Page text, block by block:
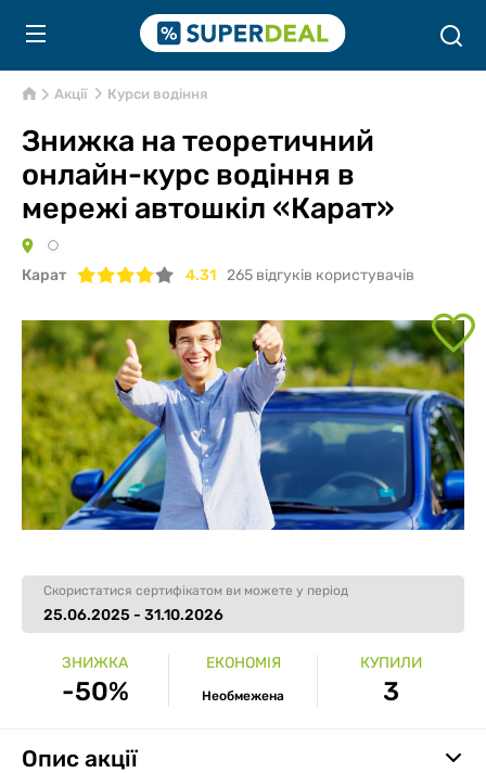
Акції Курси водіння
Знижка на теоретичний
онлайн-курс водіння в
мережі автошкіл «Карат»
Карат 4.31 265 відгуків користувачів
Скористатися сертифікатом ви можете у період
25.06.2025 - 31.10.2026
ЗНИЖКА
-50%
ЕКОНОМІЯ
Необмежена
КУПИЛИ
3
Опис акції